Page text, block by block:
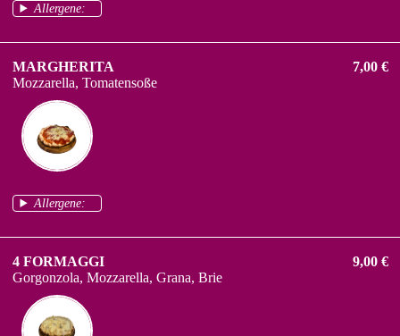
Allergene:
MARGHERITA
Mozzarella, Tomatensoße
Allergene:
7,00 €
4 FORMAGGI
Gorgonzola, Mozzarella, Grana, Brie
9,00 €